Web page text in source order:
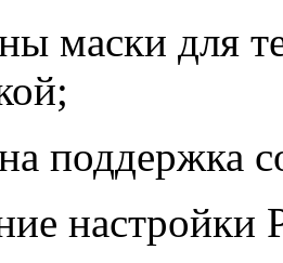
маски для
поддержка
настройки